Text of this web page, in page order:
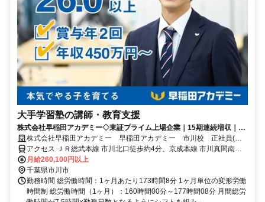
大手学習塾の講師・教育支援
株式会社早稲田アカデミー◇東証プライム上場企業｜15期連続増収｜本
気でやる子を育てる
株式会社早稲田アカデミー 早稲田アカデミー 市川校 正社員(講
師職)
アクセス ＪＲ総武本線 市川北口徒歩約4分、京成本線 市川真間南口
徒歩約6分、京成本線 国府台徒歩約13分
月給260,100円以上
千葉県市川市
勤務時間 総労働時間：1ヶ月あたり173時間8分 1ヶ月単位の変形労働
時間制 総労働時間（1ヶ月）：160時間00分～177時間08分 月間総労